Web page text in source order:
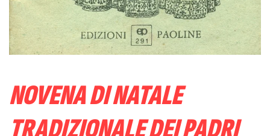
NOVENA DI NATALE